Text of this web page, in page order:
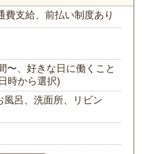
費支給、前払い制度あり
〜、好きな日に働くこと
時から選択)
風呂、洗面所、リビン